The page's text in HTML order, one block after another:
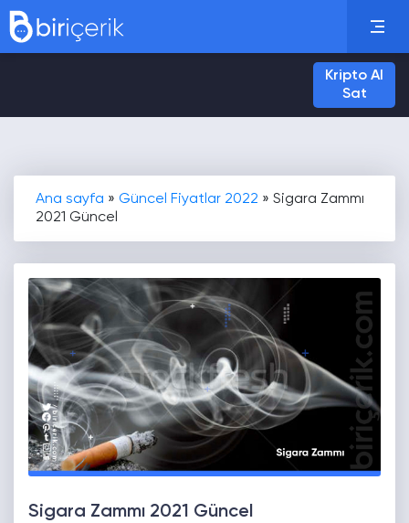
Kripto Al
Sat
Ana sayfa » Güncel Fiyatlar 2022 » Sigara Zammı
2021 Güncel
Sigara Zammı 2021 Güncel